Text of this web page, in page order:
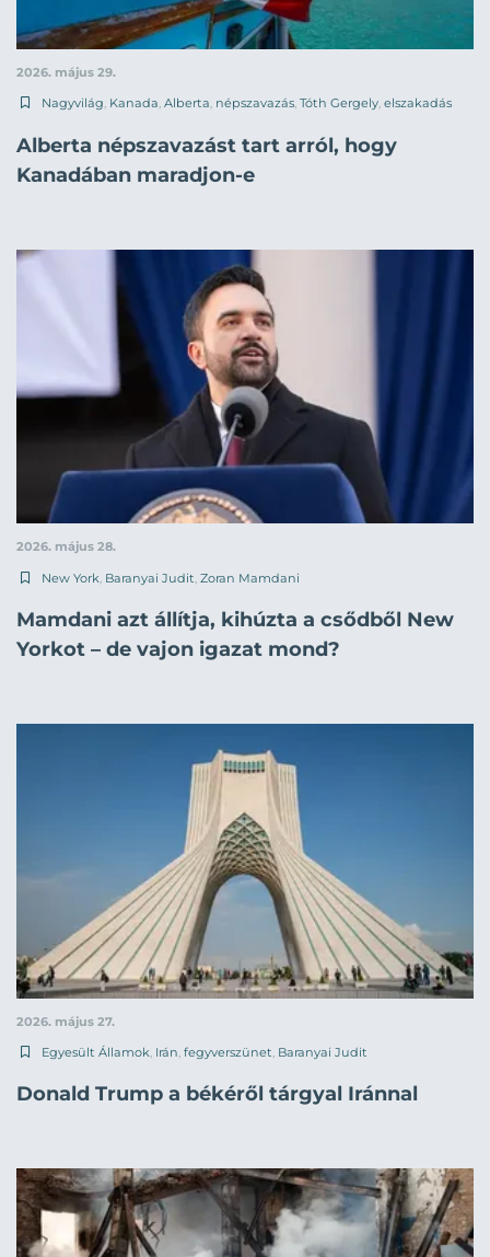
2026. május 29.
Nagyvilág, Kanada, Alberta, népszavazás, Tóth Gergely, elszakadás
Alberta népszavazást tart arról, hogy
Kanadában maradjon-e
2026. május 28.
New York Baranyai Judit Zoran Mamdani
Mamdani azt állítja, kihúzta a csődből New
Yorkot – de vajon igazat mond?
2026. május 27.
Egyesült Államok Irán fegyverszünet Baranyai Judit
Donald Trump a békéről tárgyal Iránnal